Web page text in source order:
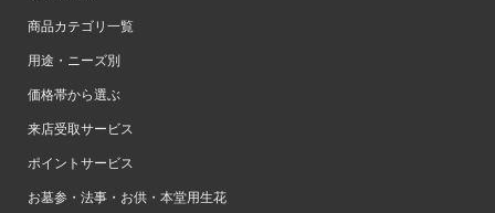
商品カテゴリ一覧
用途・ニーズ別
価格帯から選ぶ
来店受取サービス
ポイントサービス
お墓参・法事・お供・本堂用生花